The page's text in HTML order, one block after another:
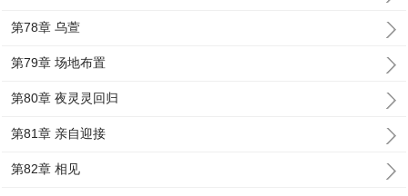
第78章 乌萱
第79章 场地布置
第80章 夜灵灵回归
第81章 亲自迎接
第82章 相见